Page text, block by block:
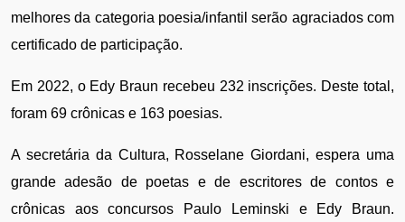
melhores da categoria poesia/infantil serão agraciados com
certificado de participação.
Em 2022, o Edy Braun recebeu 232 inscrições. Deste total,
foram 69 crônicas e 163 poesias.
A secretária da Cultura, Rosselane Giordani, espera uma
grande adesão de poetas e de escritores de contos e
crônicas aos concursos Paulo Leminski e Edy Braun.